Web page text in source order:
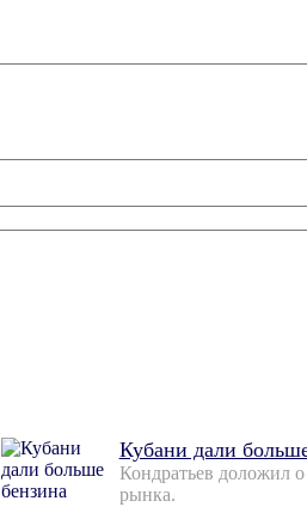
Кубани дали
Кондратьев доложил
рынка.